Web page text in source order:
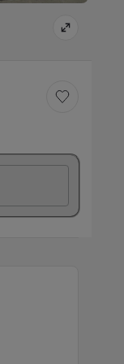
Sauvegarder le